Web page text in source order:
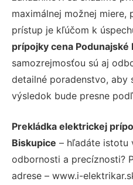
maximálnej možnej miere,
prístup je kľúčom k
prípojky cena Podunajské
samozrejmosťou sú aj
detailné poradenstvo, aby
výsledok bude presne
Prekládka elektrickej
Biskupice – hľadáte istotu
odbornosti a precíznosti?
adrese – www.i-